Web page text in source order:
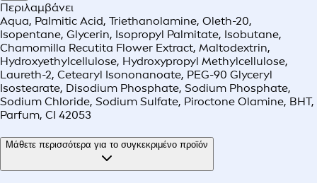
Περιλαμβάνει
Aqua, Palmitic Acid, Triethanolamine, Oleth-20,
Isopentane, Glycerin, Isopropyl Palmitate, Isobutane,
Chamomilla Recutita Flower Extract, Maltodextrin,
Hydroxyethylcellulose, Hydroxypropyl Methylcellulose,
Laureth-2, Cetearyl Isononanoate, PEG-90 Glyceryl
Isostearate, Disodium Phosphate, Sodium Phosphate,
Sodium Chloride, Sodium Sulfate, Piroctone Olamine, BHT,
Parfum, CI 42053
Μάθετε περισσότερα για το συγκεκριμένο προϊόν